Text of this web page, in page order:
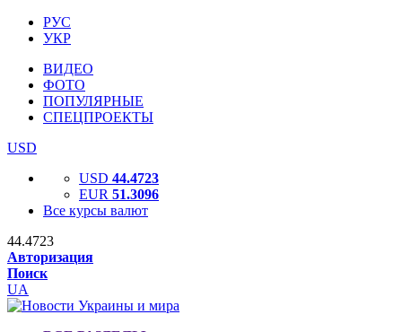
РУС
УКР
ВИДЕО
ФОТО
ПОПУЛЯРНЫЕ
СПЕЦПРОЕКТЫ
USD
USD 44.4723
EUR 51.3096
Все курсы валют
44.4723
Авторизация
Поиск
UA